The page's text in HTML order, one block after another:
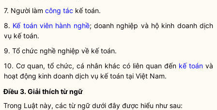
7. Người làm công tác kế toán.
8. Kế toán viên hành nghề; doanh nghiệp và hộ kinh doanh dịch
vụ kế toán.
9. Tổ chức nghề nghiệp về kế toán.
10. Cơ quan, tổ chức, cá nhân khác có liên quan đến kế toán và
hoạt động kinh doanh dịch vụ kế toán tại Việt Nam.
Điều 3. Giải thích từ ngữ
Trong Luật này, các từ ngữ dưới đây được hiểu như sau: